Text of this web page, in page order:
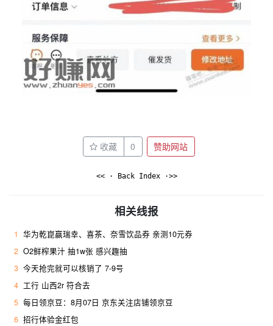
收藏 0 赞助网站
<< · Back Index ·>>
相关线报
1 华为乾崑赢瑞幸、喜茶、奈雪饮品券 亲测10元券
2 O2鲜榨果汁 抽1w张 感兴趣抽
3 今天抢完就可以核销了 7-9号
4 工行 山西2r 符合去 ​
5 每日领京豆：8月07日 京东关注店铺领京豆
6 招行体验金红包